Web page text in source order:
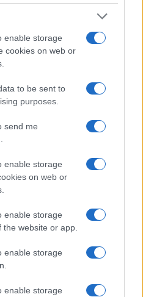
enable storage
cookies on web or
to be sent to
purposes.
send me
enable storage
on web or
enable storage
website or app.
enable storage
enable storage
h
a
re
precedente
e solidarietà con Avis Olbia al
temperature in calo